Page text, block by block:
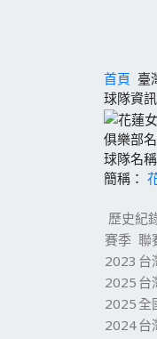
首頁 臺
球隊資
俱樂部名
球隊名稱
簡稱：
歷史紀
賽季 聯
2023 台
2025 台
2025 全
2024台